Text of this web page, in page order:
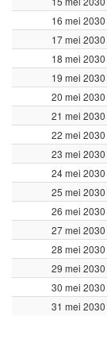
16 mei 2030
17 mei 2030
18 mei 2030
19 mei 2030
20 mei 2030
21 mei 2030
22 mei 2030
23 mei 2030
24 mei 2030
25 mei 2030
26 mei 2030
27 mei 2030
28 mei 2030
29 mei 2030
30 mei 2030
31 mei 2030